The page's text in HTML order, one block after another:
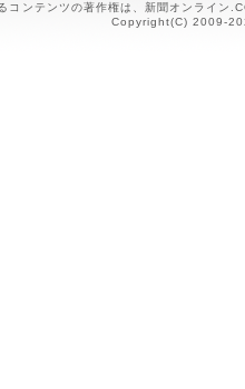
コンテンツの著作権は、新聞オンライン
Copyright(C) 2009-